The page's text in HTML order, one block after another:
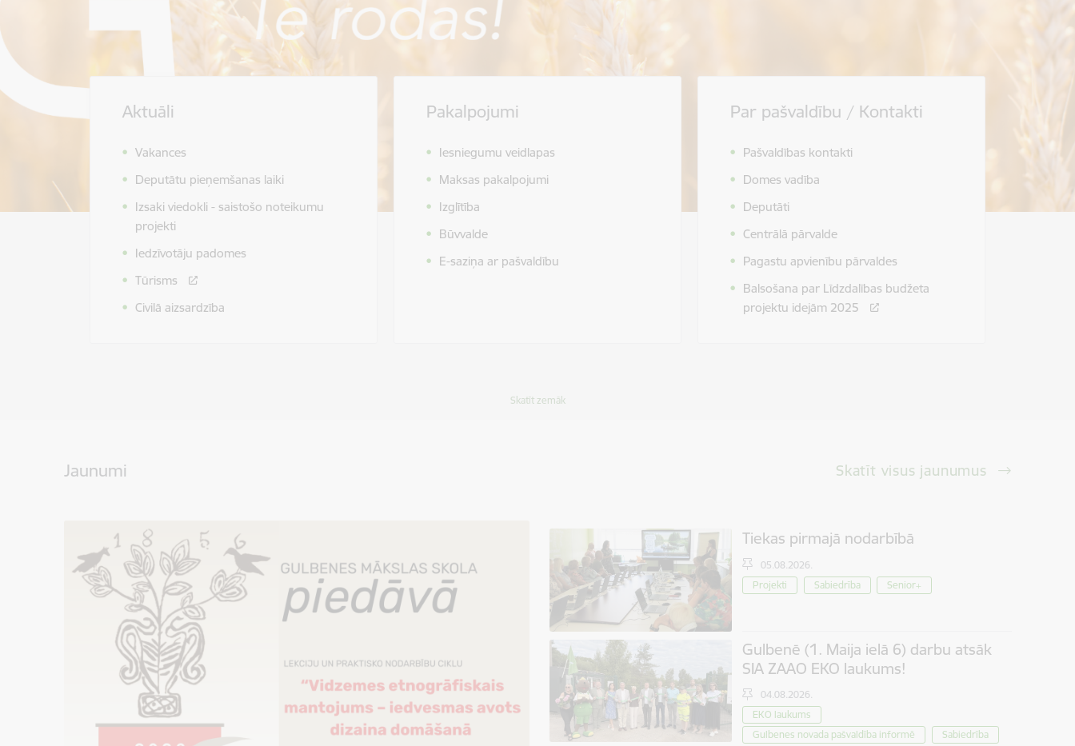
Aktuāli
Vakances
Deputātu pieņemšanas laiki
Izsaki viedokli - saistošo noteikumu
projekti
Iedzīvotāju padomes
Tūrisms
Civilā aizsardzība
Pakalpojumi
Iesniegumu veidlapas
Maksas pakalpojumi
Izglītība
Būvvalde
E-saziņa ar pašvaldību
Par pašvaldību / Kontakti
Pašvaldības kontakti
Domes vadība
Deputāti
Centrālā pārvalde
Pagastu apvienību pārvaldes
Balsošana par Līdzdalības budžeta
projektu idejām 2025
Skatīt zemāk
Jaunumi Skatīt visus jaunumus
Tiekas pirmajā nodarbībā
05.08.2026.
Projekti
Sabiedrība Senior+
Gulbenē (1. Maija ielā 6) darbu atsāk
SIA ZAAO EKO laukums!
04.08.2026.
EKO laukums
Gulbenes novada pašvaldība informē
Sabiedrība